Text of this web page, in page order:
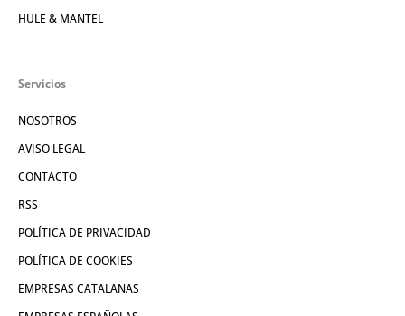
HULE & MANTEL
Servicios
NOSOTROS
AVISO LEGAL
CONTACTO
RSS
POLÍTICA DE PRIVACIDAD
POLÍTICA DE COOKIES
EMPRESAS CATALANAS